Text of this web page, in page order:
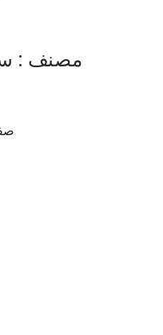
مصنف :